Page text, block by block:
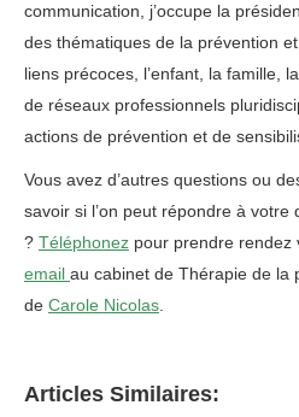
communication, j’occupe la
des thématiques de la prévention
liens précoces, l’enfant, la famille,
de réseaux professionnels
actions de prévention et de
Vous avez d’autres questions ou
savoir si l’on peut répondre à votre
? Téléphonez pour prendre rendez
email au cabinet de Thérapie de la
de Carole Nicolas.
Articles Similaires: